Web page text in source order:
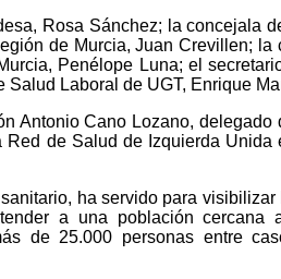
Rosa Sánchez; la concejala
de Murcia, Juan Crevillen; la
Penélope Luna; el
Laboral de UGT, Enrique
Antonio Cano Lozano, delegado
de Salud de Izquierda Unida
ha servido para visibilizar
a una población cercana
de 25.000 personas entre